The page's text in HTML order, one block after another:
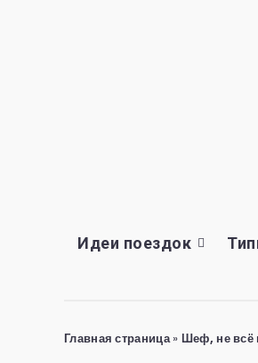
Идеи поездок
Главная страница» Шеф, не всё